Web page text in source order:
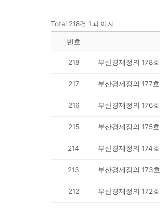
Total 218건 1 페이지
번호
218 부산경제정의 178호
217 부산경제정의 177호
216 부산경제정의 176호
215 부산경제정의 175호
214 부산경제정의 174호
213 부산경제정의 173호
212 부산경제정의 172호